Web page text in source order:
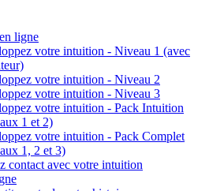
ligne
votre intuition - Niveau 1 (avec
votre intuition - Niveau 2
votre intuition - Niveau 3
votre intuition - Pack Intuition
1 et 2)
votre intuition - Pack Complet
1, 2 et 3)
contact avec votre intuition